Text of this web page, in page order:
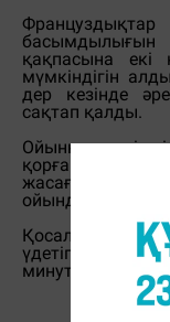
басымдылығын
қақпасына екі
мүмкіндігін
дер кезінде
сақтап қалды.
Ойынның
қорғана жүріп
жасаған
ойынды қосалқы
Қосалқы
үдетіп,
минутында